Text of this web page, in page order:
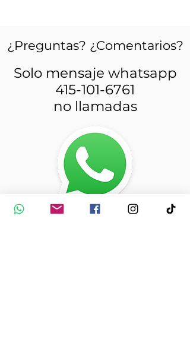
¿Preguntas? ¿Comentarios?
Solo mensaje whatsapp
415-101-6761
no llamadas